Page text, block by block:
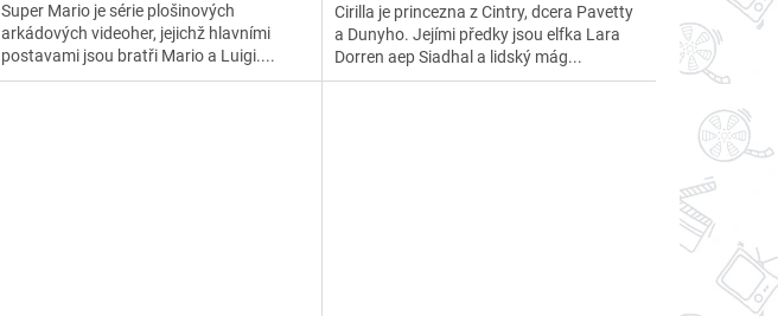
Super Mario je série plošinových
arkádových videoher, jejichž hlavními
postavami jsou bratři Mario a Luigi....
Cirilla je princezna z Cintry, dcera Pavetty
a Dunyho. Jejími předky jsou elfka Lara
Dorren aep Siadhal a lidský mág...